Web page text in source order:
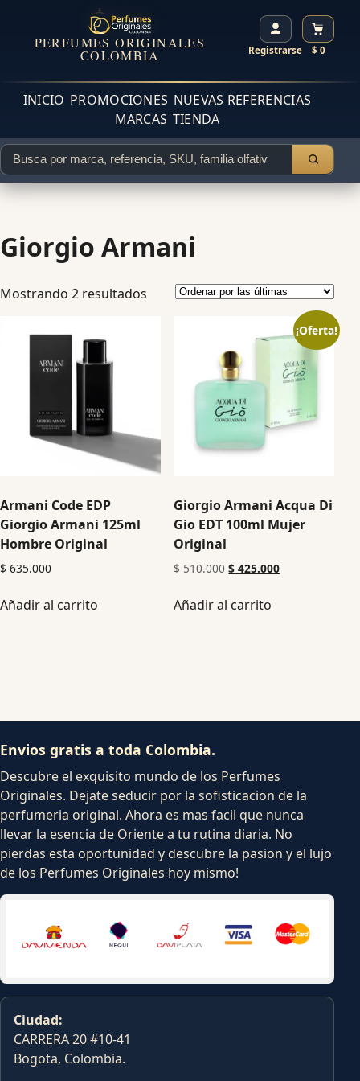
PERFUMES ORIGINALES
COLOMBIA Registrarse $ 0
INICIO PROMOCIONES NUEVAS REFERENCIAS
MARCAS TIENDA
Giorgio Armani
Mostrando 2 resultados
Armani Code EDP
Giorgio Armani 125ml
Hombre Original
$ 635.000
Añadir al carrito
¡Oferta!
Giorgio Armani Acqua Di
Gio EDT 100ml Mujer
Original
$510.000 $ 425.000
Añadir al carrito
Envios gratis a toda Colombia.
Descubre el exquisito mundo de los Perfumes
Originales. Dejate seducir por la sofisticacion de la
perfumeria original. Ahora es mas facil que nunca
llevar la esencia de Oriente a tu rutina diaria. No
pierdas esta oportunidad y descubre la pasion y el lujo
de los Perfumes Originales hoy mismo!
Ciudad:
CARRERA 20 #10-41
Bogota, Colombia.